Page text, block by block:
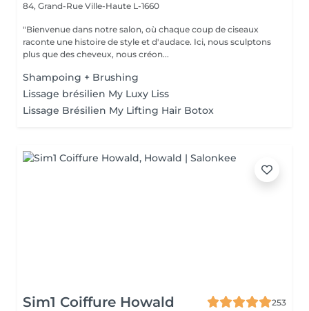
84, Grand-Rue Ville-Haute L-1660
"Bienvenue dans notre salon, où chaque coup de ciseaux
raconte une histoire de style et d'audace. Ici, nous sculptons
plus que des cheveux, nous créon...
Shampoing + Brushing
Lissage brésilien My Luxy Liss
Lissage Brésilien My Lifting Hair Botox
Sim1 Coiffure Howald
253